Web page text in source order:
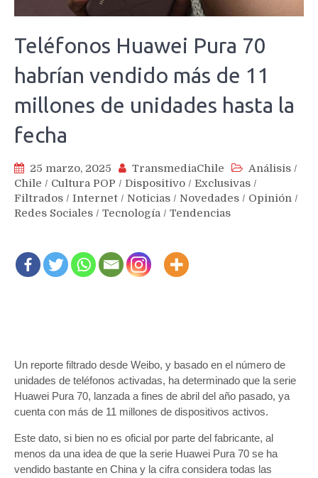
Teléfonos Huawei Pura 70
habrían vendido más de 11
millones de unidades hasta la
fecha
25 marzo, 2025 TransmediaChile Análisis /
Chile / Cultura POP / Dispositivo / Exclusivas /
Filtrados / Internet / Noticias / Novedades / Opinión /
Redes Sociales / Tecnología / Tendencias
Un reporte filtrado desde Weibo, y basado en el número de
unidades de teléfonos activadas, ha determinado que la serie
Huawei Pura 70, lanzada a fines de abril del año pasado, ya
cuenta con más de 11 millones de dispositivos activos.
Este dato, si bien no es oficial por parte del fabricante, al
menos da una idea de que la serie Huawei Pura 70 se ha
vendido bastante en China y la cifra considera todas las